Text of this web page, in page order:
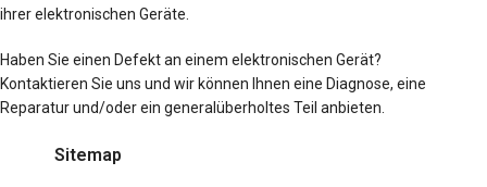
ihrer elektronischen Geräte.
Haben Sie einen Defekt an einem elektronischen Gerät?
Kontaktieren Sie uns und wir können Ihnen eine Diagnose, eine
Reparatur und/oder ein generalüberholtes Teil anbieten.
Sitemap